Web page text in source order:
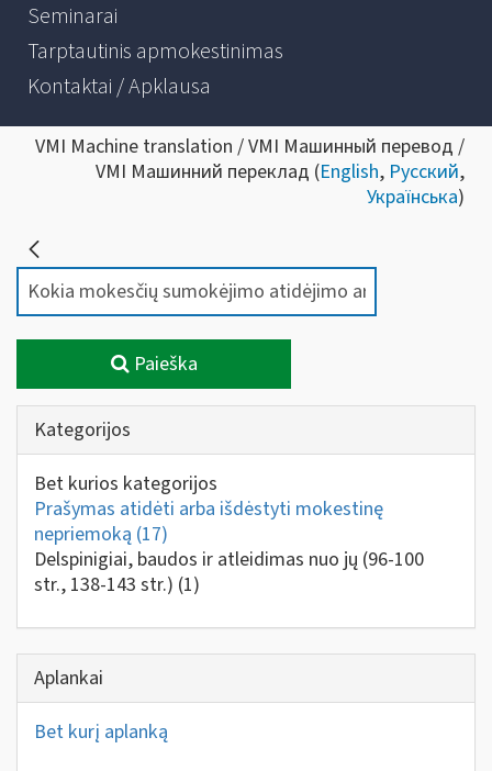
Seminarai
Tarptautinis apmokestinimas
Kontaktai / Apklausa
VMI Machine translation / VMI Машинный перевод /
VMI Машинний переклад (English, Русский,
Українська)
Paieška
Kategorijos
Bet kurios kategorijos
Prašymas atidėti arba išdėstyti mokestinę
nepriemoką (17)
Delspinigiai, baudos ir atleidimas nuo jų (96-100
str., 138-143 str.) (1)
Aplankai
Bet kurį aplanką